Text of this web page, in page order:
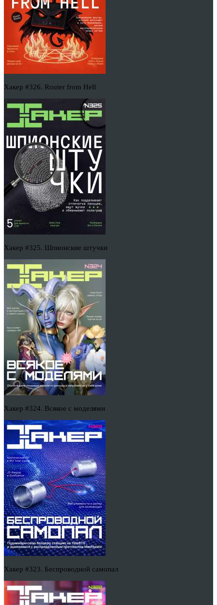
Хакер #326. Router from Hell
Хакер #325. Шпионские штучки
Хакер #324. Всякое с моделями
Хакер #323. Беспроводной самопал